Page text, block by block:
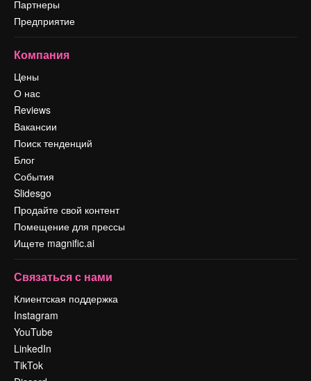
Партнеры
Предприятие
Компания
Цены
О нас
Reviews
Вакансии
Поиск тенденций
Блог
События
Slidesgo
Продайте свой контент
Помещение для прессы
Ищете magnific.ai
Связаться с нами
Клиентская поддержка
Instagram
YouTube
LinkedIn
TikTok